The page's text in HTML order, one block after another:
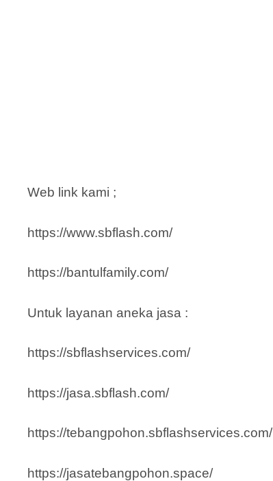
Web link kami ;
https://www.sbflash.com/
https://bantulfamily.com/
Untuk layanan aneka jasa :
https://sbflashservices.com/
https://jasa.sbflash.com/
https://tebangpohon.sbflashservices.com/
https://jasatebangpohon.space/